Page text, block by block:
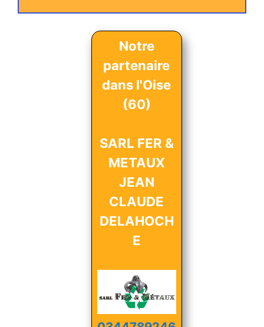
Notre
partenaire
dans l'Oise
(60)
SARL FER &
METAUX
JEAN
CLAUDE
DELAHOCH
E